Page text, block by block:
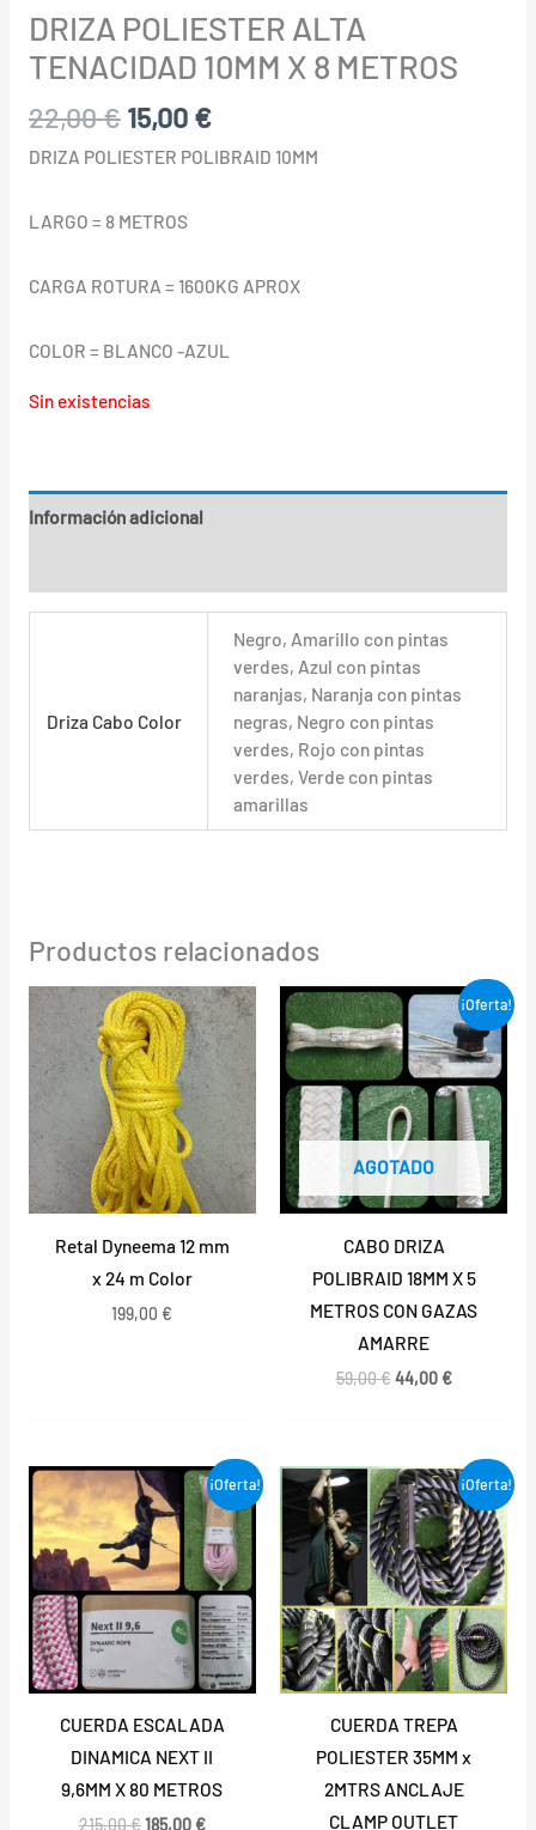
DRIZA POLIESTER ALTA
TENACIDAD 10MM X 8 METROS
22,00€ 15,00 €
DRIZA POLIESTER POLIBRAID 10MM
LARGO = 8 METROS
CARGA ROTURA = 1600KG APROX
COLOR = BLANCO -AZUL
Sin existencias
Información adicional
Driza Cabo Color
Negro, Amarillo con pintas
verdes, Azul con pintas
naranjas, Naranja con pintas
negras, Negro con pintas
verdes, Rojo con pintas
verdes, Verde con pintas
amarillas
Productos relacionados
Retal Dyneema 12 mm
x 24 m Color
199,00 €
¡Oferta!
AGOTADO
CABO DRIZA
POLIBRAID 18MM X 5
METROS CON GAZAS
AMARRE
59,00€
El
precio
original
era:
59,00 €.
44,00 €
El
precio
actual
es:
44,00 €.
¡Oferta!
CUERDA ESCALADA
DINAMICA NEXT II
9,6MM X 80 METROS
215,00€
El
precio
original
era:
215,00 €.
185,00 €
El
precio
actual
es:
185,00 €.
¡Oferta!
CUERDA TREPA
POLIESTER 35MM x
2MTRS ANCLAJE
CLAMP OUTLET
El
precio
original
era:
49,50 €.
El
precio
actual
es:
37,00 €.